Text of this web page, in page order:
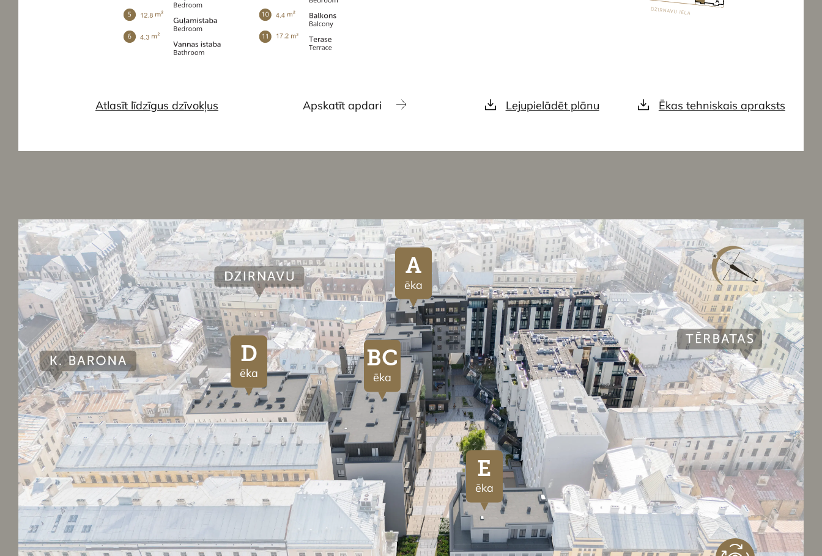
Atlasīt līdzīgus dzīvokļus Apskatīt apdari Lejupielādēt plānu Ēkas tehniskais apraksts
A
ēka
BC
ēka
D
ēka
E
ēka